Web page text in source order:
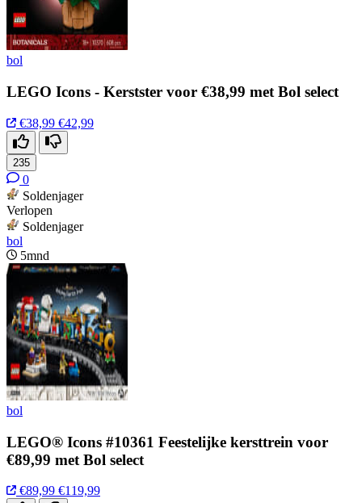
bol
LEGO Icons - Kerstster voor €38,99 met Bol select
€38,99 €42,99
235
0
Soldenjager
Verlopen
Soldenjager
bol
5mnd
bol
LEGO® Icons #10361 Feestelijke kersttrein voor
€89,99 met Bol select
€89,99 €119,99